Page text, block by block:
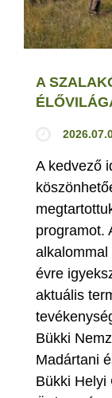
A
A kedvező
programot.
alkalommal
évre
aktuális
Bükki
Madártani
Bükki Helyi